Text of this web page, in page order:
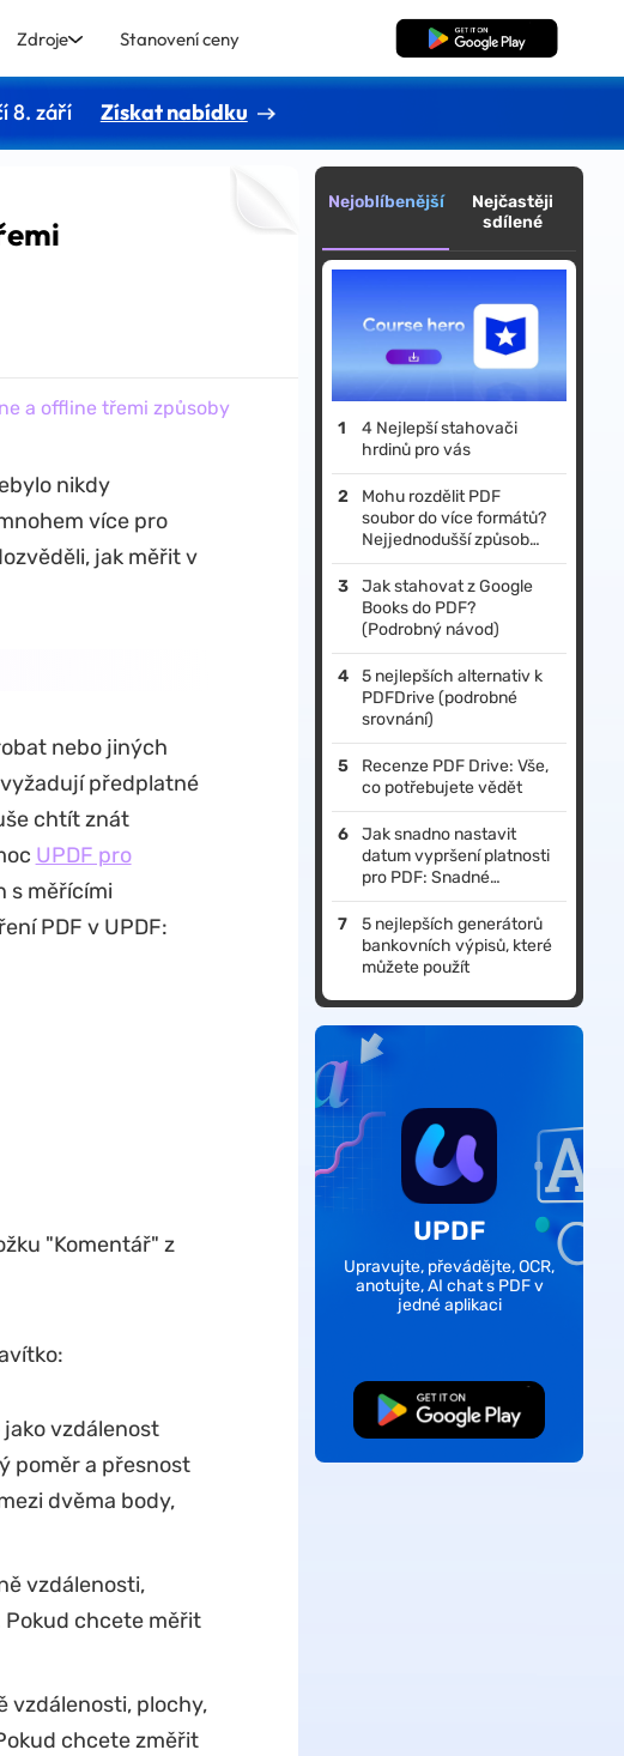
Zdroje Stanovení ceny Bezplatné stažení
8. září Získat nabídku
a offline třemi způsoby
nikdy
více pro
jak měřit v
nebo jiných
předplatné
chtít znát
UPDF pro
s měřícími
PDF v UPDF:
"Komentář" z
vzdálenost
poměr a přesnost
dvěma body,
vzdálenosti,
Pokud chcete měřit
vzdálenosti, plochy,
chcete změřit
Nejoblíbenější
Nejčastěji
sdílené
4 Nejlepší stahovači
hrdinů pro vás
Mohu rozdělit PDF
soubor do více formátů?
Nejjednodušší způsob
najdete zde.
Jak stahovat z Google
Books do PDF?
(Podrobný návod)
5 nejlepších alternativ k
PDFDrive (podrobné
srovnání)
Recenze PDF Drive: Vše,
co potřebujete vědět
Jak snadno nastavit
datum vypršení platnosti
pro PDF: Snadné
způsoby
5 nejlepších generátorů
bankovních výpisů, které
můžete použít
UPDF
Upravujte, převádějte, OCR,
anotujte, AI chat s PDF v
jedné aplikaci
Bezplatné stažení